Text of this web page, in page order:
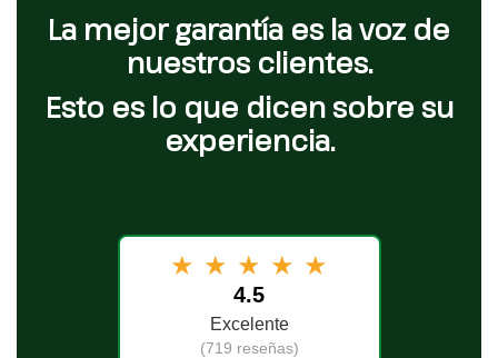
La mejor garantía es la voz de
nuestros clientes.
Esto es lo que dicen sobre su
experiencia.
★ ★ ★ ★ ★
4.5
Excelente
(719 reseñas)